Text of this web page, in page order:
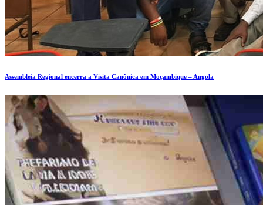
Assembleia Regional encerra a Visita Canônica em Moçambique – Angola